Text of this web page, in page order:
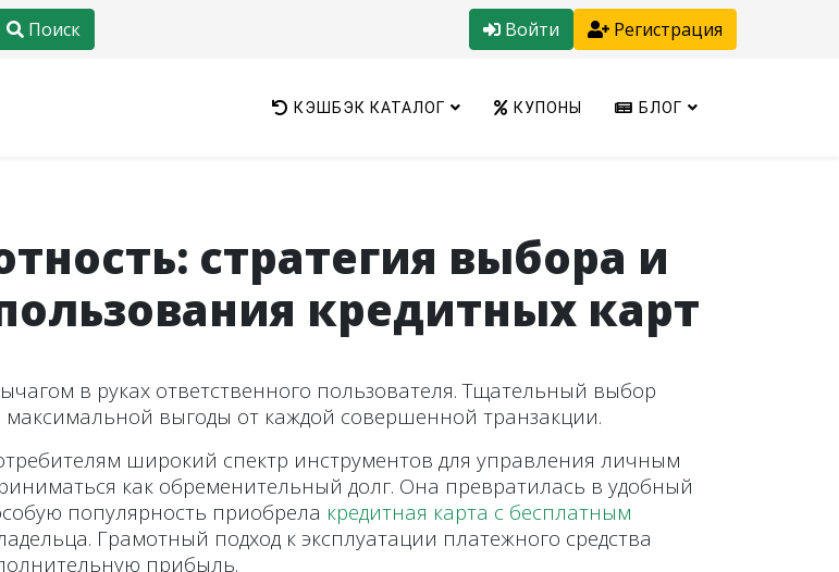
Поиск Войти Регистрация
КЭШБЭК КАТАЛОГ КУПОНЫ БЛОГ
стратегия выбора и
кредитных карт
в руках ответственного пользователя. Тщательный выбор
выгоды от каждой совершенной транзакции.
широкий спектр инструментов для управления личным
как обременительный долг. Она превратилась в удобный
популярность приобрела кредитная карта с бесплатным
Грамотный подход к эксплуатации платежного средства
прибыль.